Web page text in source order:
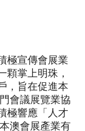
極宣傳會展業
顆掌上明珠，
，旨在促進本
會議展覽業協
極響應「人才
澳會展產業有